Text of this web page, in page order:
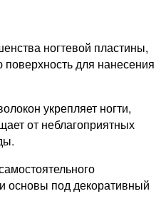
ногтевой пластины,
поверхность для нанесения
укрепляет ногти,
от неблагоприятных
основы под декоративный